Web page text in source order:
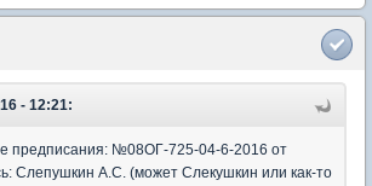
- 12:21:
предписания: №08ОГ-725-04-6-2016 от
Слепушкин А.С. (может Слекушкин или как-то